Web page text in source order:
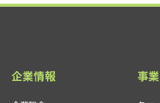
企業情報 事